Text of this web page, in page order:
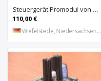
Steuergerät Promodul von Schleicher Ilsemann – KEG 24-30 KCD 1
110,00 €
Wiefelstede, Niedersachsen, DE